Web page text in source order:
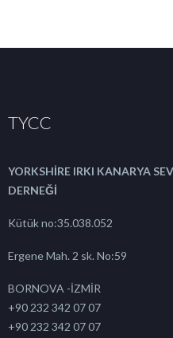
TYCC
YORKSHİRE IRKI KANARYA
DERNEĞİ
Kütük no:35.038.052
Ergene Mah. 2 sk. No:59
BORNOVA -İZMİR
+90 232 342 07 07
+90 232 342 07 07